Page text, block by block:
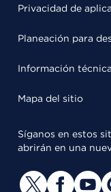
Privacidad de
Planeación para
Información técnica
Mapa del sitio
Síganos en estos
abrirán en una